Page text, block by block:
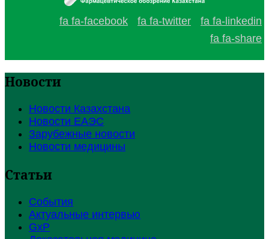
fa fa-facebook fa fa-twitter
fa fa-linkedin
fa fa-share
Новости
Новости Казахстана
Новости ЕАЭС
Зарубежные новости
Новости медицины
Статьи
События
Актуальные интервью
GxP